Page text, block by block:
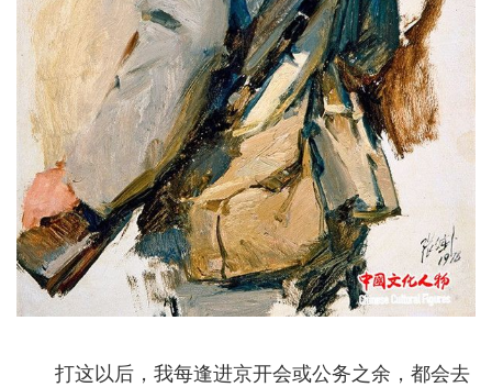
打这以后，我每逢进京开会或公务之余，都会去